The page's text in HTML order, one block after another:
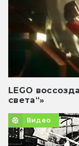
LEGO
света“»
Видео